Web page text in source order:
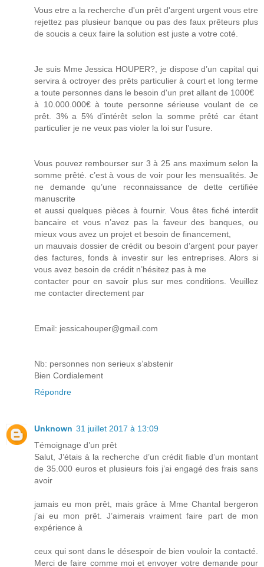
Vous etre a la recherche d'un prêt d'argent urgent vous etre
rejettez pas plusieur banque ou pas des faux prêteurs plus
de soucis a ceux faire la solution est juste a votre coté.
Je suis Mme Jessica HOUPER?, je dispose d’un capital qui
servira à octroyer des prêts particulier à court et long terme
a toute personnes dans le besoin d'un pret allant de 1000€
à 10.000.000€ à toute personne sérieuse voulant de ce
prêt. 3% a 5% d’intérêt selon la somme prêté car étant
particulier je ne veux pas violer la loi sur l’usure.
Vous pouvez rembourser sur 3 à 25 ans maximum selon la
somme prêté. c’est à vous de voir pour les mensualités. Je
ne demande qu’une reconnaissance de dette certifiée
manuscrite
et aussi quelques pièces à fournir. Vous êtes fiché interdit
bancaire et vous n’avez pas la faveur des banques, ou
mieux vous avez un projet et besoin de financement,
un mauvais dossier de crédit ou besoin d’argent pour payer
des factures, fonds à investir sur les entreprises. Alors si
vous avez besoin de crédit n’hésitez pas à me
contacter pour en savoir plus sur mes conditions. Veuillez
me contacter directement par
Email: jessicahouper@gmail.com
Nb: personnes non serieux s’abstenir
Bien Cordialement
Répondre
Unknown 31 juillet 2017 à 13:09
Témoignage d’un prêt
Salut, J’étais à la recherche d’un crédit fiable d’un montant
de 35.000 euros et plusieurs fois j’ai engagé des frais sans
avoir
jamais eu mon prêt, mais grâce à Mme Chantal bergeron
j’ai eu mon prêt. J’aimerais vraiment faire part de mon
expérience à
ceux qui sont dans le désespoir de bien vouloir la contacté.
Merci de faire comme moi et envoyer votre demande pour